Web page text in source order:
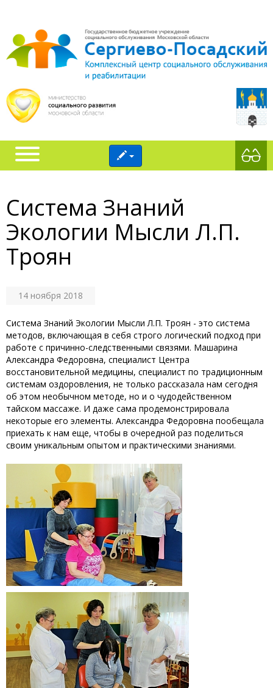
Система Знаний
Экологии Мысли Л.П.
Троян
14 ноября 2018
Система Знаний Экологии Мысли Л.П. Троян - это система
методов, включающая в себя строго логический подход при
работе с причинно-следственными связями. Машарина
Александра Федоровна, специалист Центра
восстановительной медицины, специалист по традиционным
системам оздоровления, не только рассказала нам сегодня
об этом необычном методе, но и о чудодейственном
тайском массаже. И даже сама продемонстрировала
некоторые его элементы. Александра Федоровна пообещала
приехать к нам еще, чтобы в очередной раз поделиться
своим уникальным опытом и практическими знаниями.